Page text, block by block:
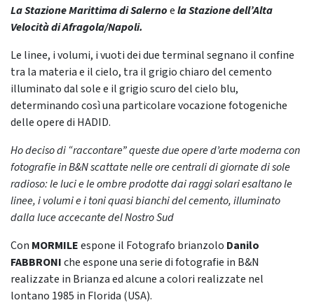
La Stazione Marittima di Salernoela Stazione dell’Alta
Velocità di Afragola/Napoli.
Le linee, i volumi, i vuoti dei due terminal segnano il confine
tra la materia e il cielo, tra il grigio chiaro del cemento
illuminato dal sole e il grigio scuro del cielo blu,
determinando così una particolare vocazione fotogeniche
delle opere di HADID.
Ho deciso di “raccontare” queste due opere d’arte moderna con
fotografie in B&N scattate nelle ore centrali di giornate di sole
radioso: le luci e le ombre prodotte dai raggi solari esaltano le
linee, i volumi e i toni quasi bianchi del cemento, illuminato
dalla luce accecante del Nostro Sud
Con MORMILEespone il Fotografo brianzolo Danilo
FABBRONIche espone una serie di fotografie in B&N
realizzate in Brianza ed alcune a colori realizzate nel
lontano 1985 in Florida (USA).